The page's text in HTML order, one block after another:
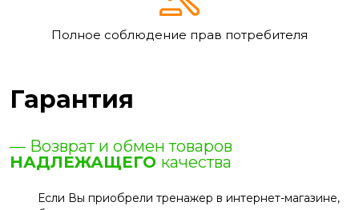
Полное соблюдение прав потребителя
Гарантия
— Возврат и обмен товаров
НАДЛЕЖАЩЕГО качества
Если Вы приобрели тренажер в интернет-магазине,